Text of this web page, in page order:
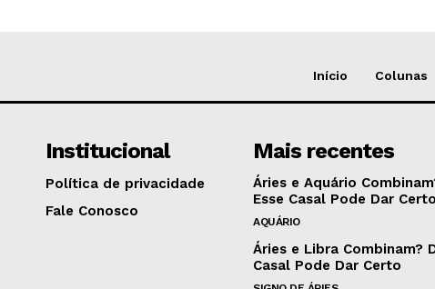
Início Colunas
Institucional
Política de privacidade
Fale Conosco
Mais recentes
Áries e Aquário
Esse Casal Pode Dar Certo
AQUÁRIO
Áries e Libra Combinam?
Casal Pode Dar Certo